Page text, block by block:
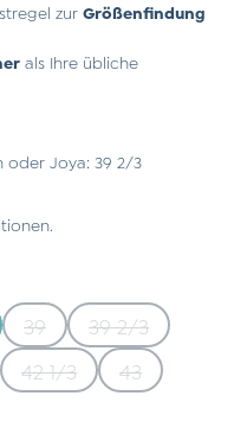
zur Größenfindung
als Ihre übliche
oder Joya: 39 2/3
verfügbar.)
nicht verfügbar.)
Option ist zurzeit nicht
39(Diese Option ist zurzeit
39 2/3(Diese Option
verfügbar.)
zurzeit nicht verfügbar.)
Option ist zurzeit nicht
42 1/3(Diese Option ist
43(Diese